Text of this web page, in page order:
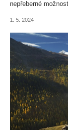
nepřeberné
1. 5. 2024